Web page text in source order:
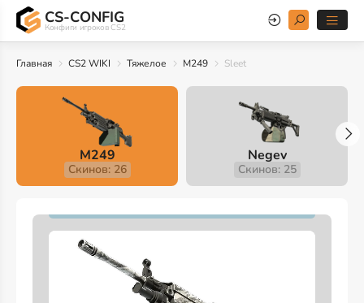
CS-CONFIG
Конфиги игроков CS2
Главная CS2 WIKI Тяжелое M249 Sleet
M249
Скинов: 26
Negev
Скинов: 25